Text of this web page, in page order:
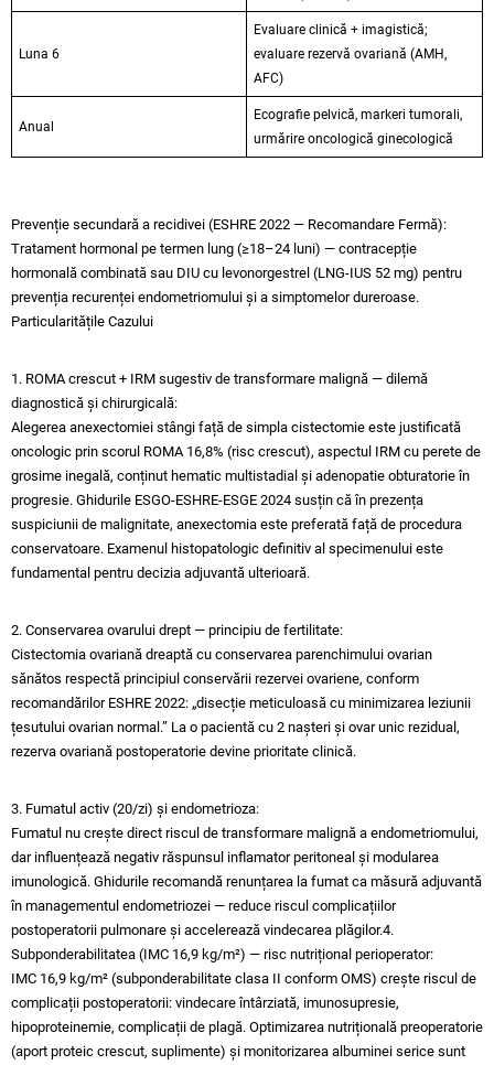
Luna 6
Evaluare clinică + imagistică;
evaluare rezervă ovariană (AMH,
AFC)
Anual
Ecografie pelvică, markeri tumorali,
urmărire oncologică ginecologică
Prevenție secundară a recidivei (ESHRE 2022 — Recomandare Fermă):​
Tratament hormonal pe termen lung (≥18–24 luni) — contracepție
hormonală combinată sau DIU cu levonorgestrel (LNG-IUS 52 mg) pentru
prevenția recurenței endometriomului și a simptomelor dureroase.
Particularitățile Cazului
1. ROMA crescut + IRM sugestiv de transformare malignă — dilemă
diagnostică și chirurgicală:
Alegerea anexectomiei stângi față de simpla cistectomie este justificată
oncologic prin scorul ROMA 16,8% (risc crescut), aspectul IRM cu perete de
grosime inegală, conținut hematic multistadial și adenopatie obturatorie în
progresie. Ghidurile ESGO-ESHRE-ESGE 2024 susțin că în prezența
suspiciunii de malignitate, anexectomia este preferată față de procedura
conservatoare. Examenul histopatologic definitiv al specimenului este
fundamental pentru decizia adjuvantă ulterioară.
2. Conservarea ovarului drept — principiu de fertilitate:
Cistectomia ovariană dreaptă cu conservarea parenchimului ovarian
sănătos respectă principiul conservării rezervei ovariene, conform
recomandărilor ESHRE 2022: „disecție meticuloasă cu minimizarea leziunii
țesutului ovarian normal.” La o pacientă cu 2 nașteri și ovar unic rezidual,
rezerva ovariană postoperatorie devine prioritate clinică.​
3. Fumatul activ (20/zi) și endometrioza:
Fumatul nu crește direct riscul de transformare malignă a endometriomului,
dar influențează negativ răspunsul inflamator peritoneal și modularea
imunologică. Ghidurile recomandă renunțarea la fumat ca măsură adjuvantă
în managementul endometriozei — reduce riscul complicațiilor
postoperatorii pulmonare și accelerează vindecarea plăgilor.​4.
Subponderabilitatea (IMC 16,9 kg/m²) — risc nutrițional perioperator:
IMC 16,9 kg/m² (subponderabilitate clasa II conform OMS) crește riscul de
complicații postoperatorii: vindecare întârziată, imunosupresie,
hipoproteinemie, complicații de plagă. Optimizarea nutrițională preoperatorie
(aport proteic crescut, suplimente) și monitorizarea albuminei serice sunt